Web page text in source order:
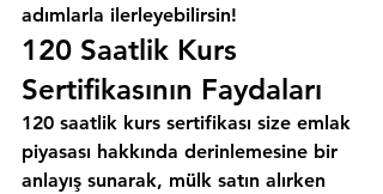
adımlarla ilerleyebilirsin!
120 Saatlik Kurs
Sertifikasının Faydaları
120 saatlik kurs sertifikası size emlak
piyasası hakkında derinlemesine bir
anlayış sunarak, mülk satın alırken